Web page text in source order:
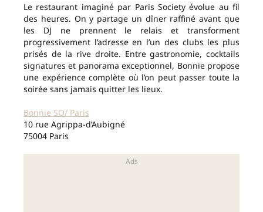
Le restaurant imaginé par Paris Society évolue au fil
des heures. On y partage un dîner raffiné avant que
les DJ ne prennent le relais et transforment
progressivement l’adresse en l’un des clubs les plus
prisés de la rive droite. Entre gastronomie, cocktails
signatures et panorama exceptionnel, Bonnie propose
une expérience complète où l’on peut passer toute la
soirée sans jamais quitter les lieux.
Bonnie SO/ Paris
10 rue Agrippa-d’Aubigné
75004 Paris